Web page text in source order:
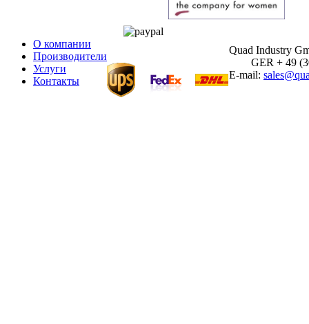
О компании
Производители
Услуги
Контакты
Quad Industry
GER + 49
E-mail: